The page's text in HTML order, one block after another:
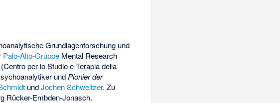
Grundlagenforschung und
Palo-Alto-Gruppe Mental Research
(Centro per lo Studio e Terapia della
und Pionier der
undJochen Schweitzer. Zu
Rücker-Embden-Jonasch.